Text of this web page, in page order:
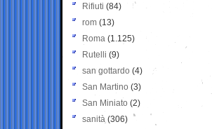
Rifiuti (84)
rom (13)
Roma (1.125)
Rutelli (9)
san gottardo (4)
San Martino (3)
San Miniato (2)
sanità (306)